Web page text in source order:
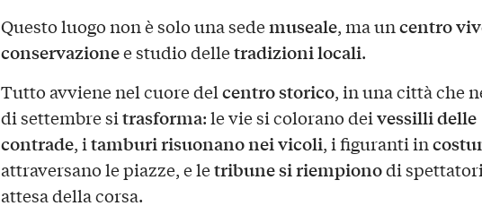
Questo luogo non è solo una sedemuseale, ma uncentro
conservazionee studio delletradizioni locali.
Tutto avviene nel cuore delcentro storico, in una città che
di settembre sitrasforma: le vie si colorano deivessilli delle
contrade, itamburi risuonano nei vicoli, i figuranti in
attraversano le piazze, e letribune si riempionodi
attesa della corsa.